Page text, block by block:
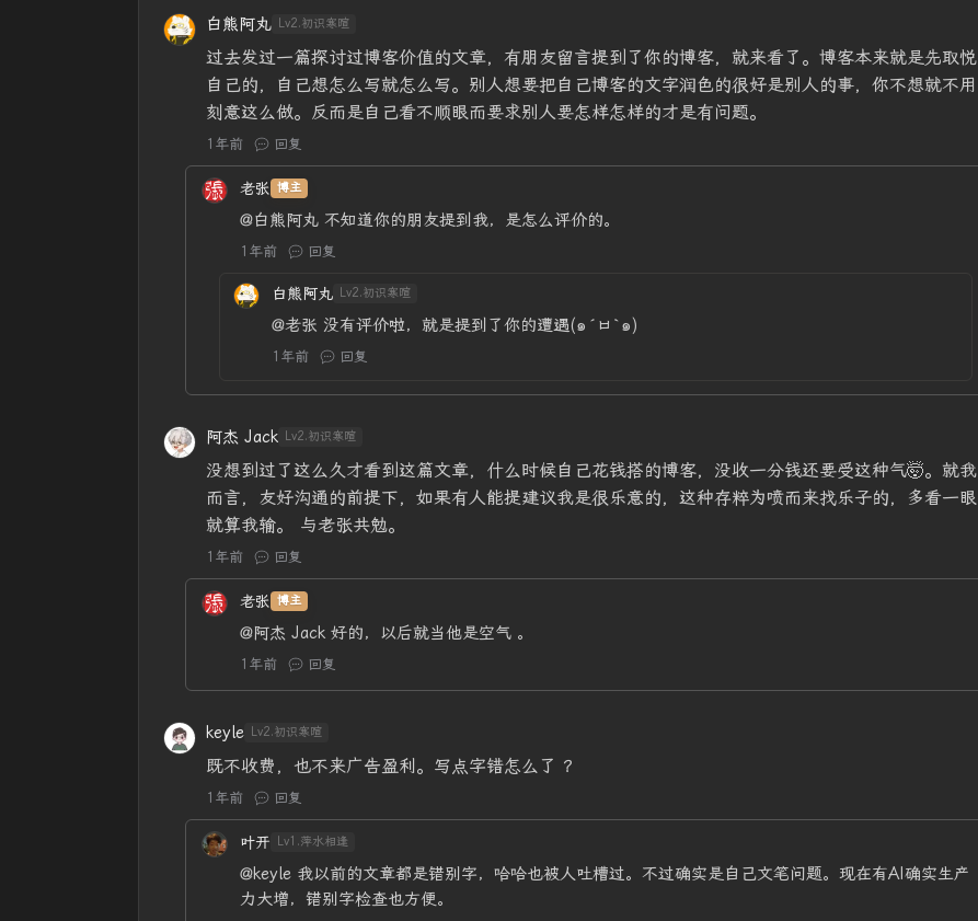
白熊阿丸 Lv2.初识寒暄
过去发过一篇探讨过博客价值的文章，有朋友留言提到了你的博客，就来看了。博客本来就是先取悦
自己的，自己想怎么写就怎么写。别人想要把自己博客的文字润色的很好是别人的事，你不想就不用
刻意这么做。反而是自己看不顺眼而要求别人要怎样怎样的才是有问题。
1年前 回复
老张 博主
@白熊阿丸 不知道你的朋友提到我，是怎么评价的。
1年前 回复
白熊阿丸 Lv2.初识寒暄
@老张 没有评价啦，就是提到了你的遭遇(๑´ㅂ`๑)
1年前 回复
阿杰 Jack Lv2.初识寒暄
没想到过了这么久才看到这篇文章，什么时候自己花钱搭的博客，没收一分钱还要受这种气🤯。就我
而言，友好沟通的前提下，如果有人能提建议我是很乐意的，这种存粹为喷而来找乐子的，多看一眼
就算我输。 与老张共勉。
1年前 回复
老张 博主
@阿杰 Jack 好的，以后就当他是空气 。
1年前 回复
keyle Lv2.初识寒暄
既不收费，也不来广告盈利。写点字错怎么了 ？
1年前 回复
叶开 Lv1.萍水相逢
@keyle 我以前的文章都是错别字，哈哈也被人吐槽过。不过确实是自己文笔问题。现在有AI确实生产
力大增，错别字检查也方便。